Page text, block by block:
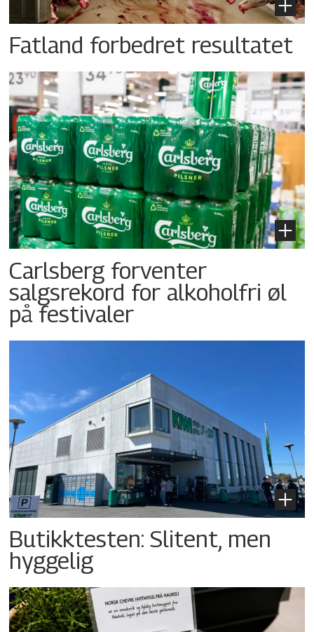
Fatland forbedret resultatet
Carlsberg forventer
salgsrekord for alkoholfri øl
på festivaler
Butikktesten: Slitent, men
hyggelig